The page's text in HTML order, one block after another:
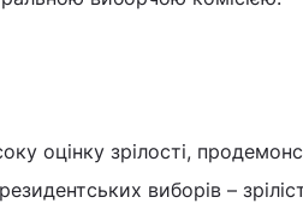
оцінку зрілості,
виборів –